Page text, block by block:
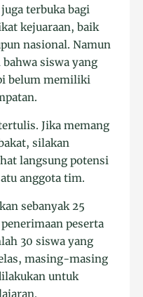
terbuka bagi
kejuaraan, baik
nasional. Namun
siswa yang
belum memiliki
Jika memang
silakan
langsung potensi
anggota tim.
sebanyak 25
peserta
30 siswa yang
masing-masing
untuk